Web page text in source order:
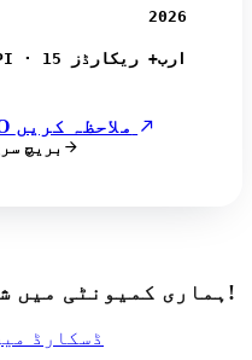
2026
بریچ انٹیلیجنس API · 15 ارب+ ریکارڈز
بریچ
ہماری کمیونٹی میں شامل ہوں اور اپ ڈیٹ رہیں!
ڈسکارڈ